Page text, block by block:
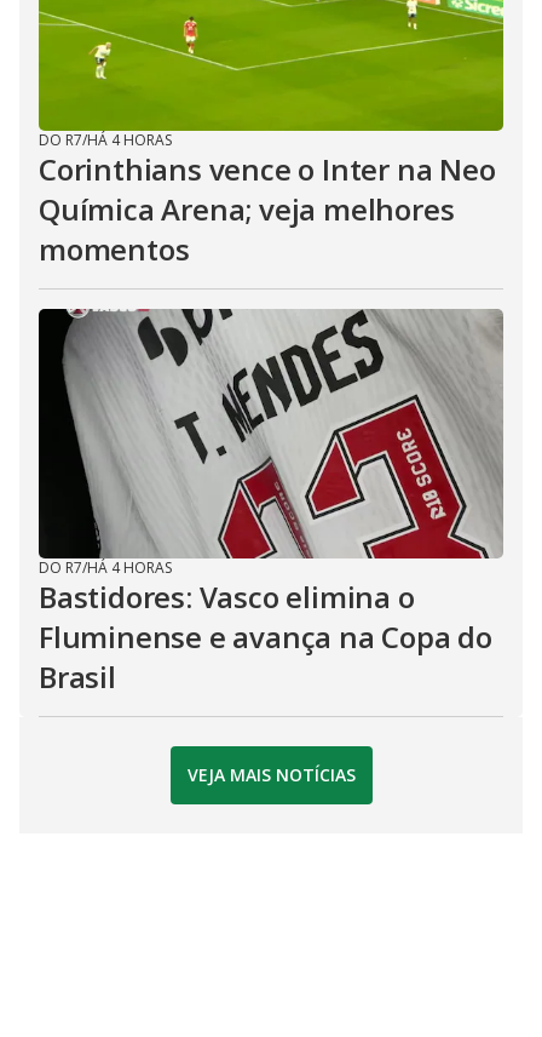
DO R7/HÁ 4 HORAS
Corinthians vence o Inter na Neo
Química Arena; veja melhores
momentos
DO R7/HÁ 4 HORAS
Bastidores: Vasco elimina o
Fluminense e avança na Copa do
Brasil
VEJA MAIS NOTÍCIAS